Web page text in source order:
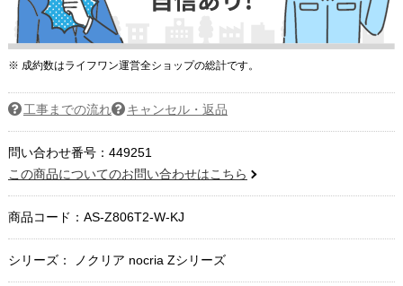
※ 成約数はライフワン運営全ショップの総計です。
工事までの流れ キャンセル・返品
問い合わせ番号：449251
この商品についてのお問い合わせはこちら
商品コード： AS-Z806T2-W-KJ
シリーズ： ノクリア nocria Zシリーズ